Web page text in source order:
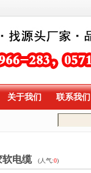
关于我们 联系我们
软电缆 (人气:0)